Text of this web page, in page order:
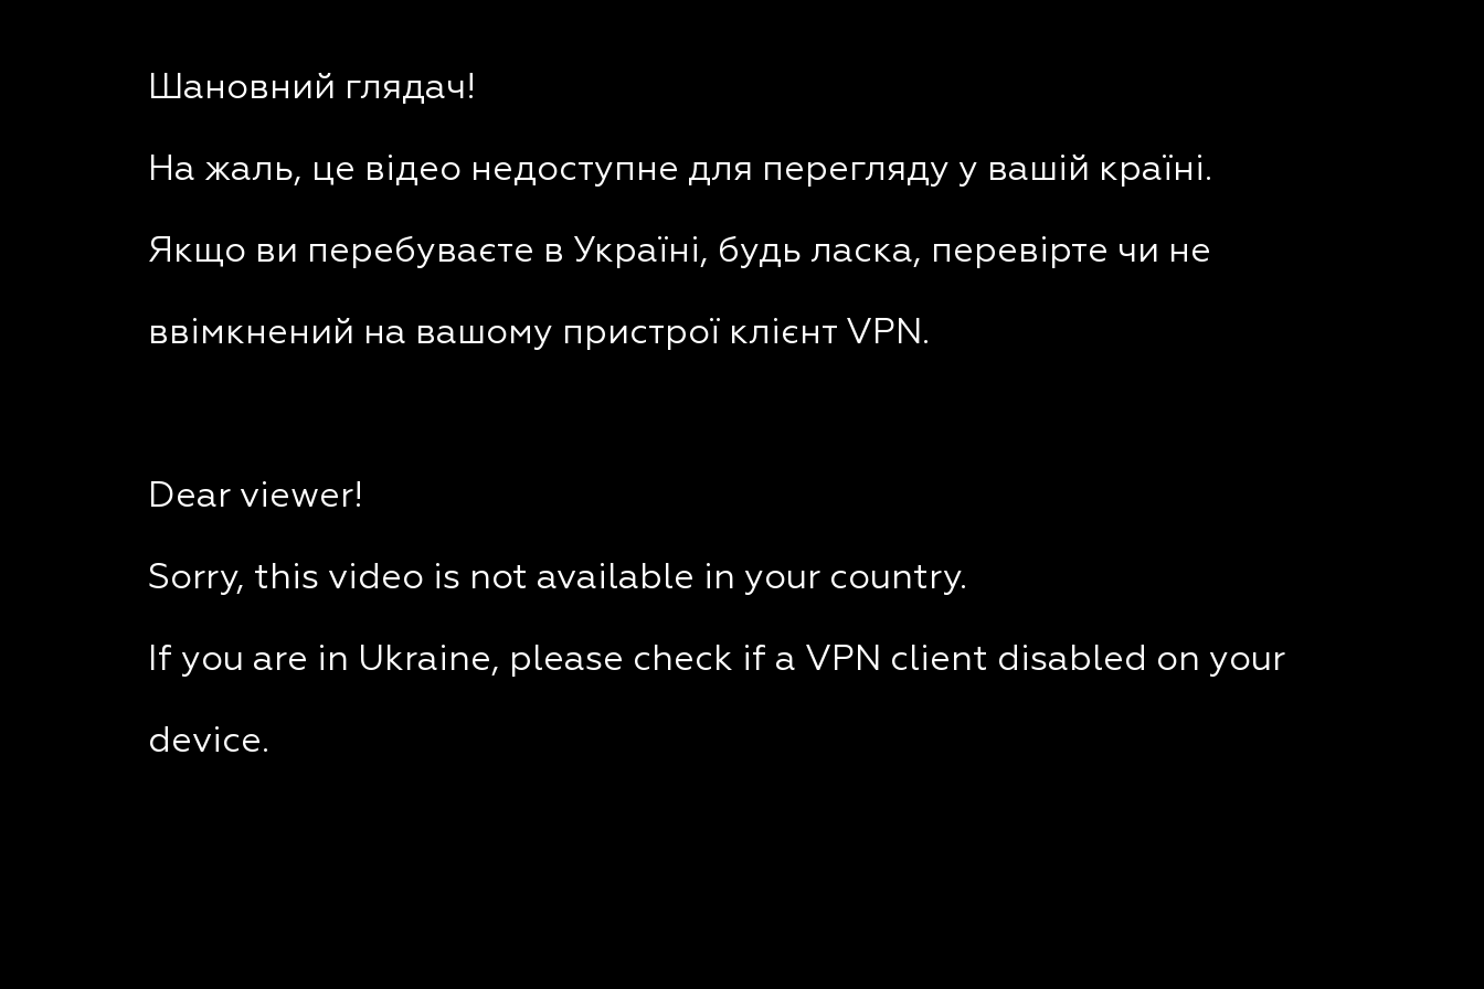
Шановний глядач!
На жаль, це відео недоступне для перегляду у вашій країні.
Якщо ви перебуваєте в Україні, будь ласка, перевірте чи не
ввімкнений на вашому пристрої клієнт VPN.
Dear viewer!
Sorry, this video is not available in your country.
If you are in Ukraine, please check if a VPN client disabled on your
device.